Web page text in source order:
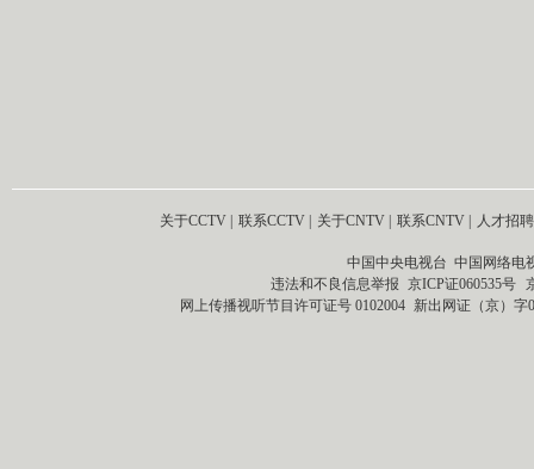
关于CCTV 联系CCTV 关于CNTV 联系CNTV 人才招聘
中国中央电视台 中国网络电
违法和不良信息举报 京ICP证060535号
网上传播视听节目许可证号 0102004 新出网证（京）